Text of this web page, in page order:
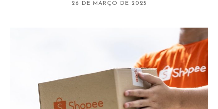
26 DE MARÇO DE 2025